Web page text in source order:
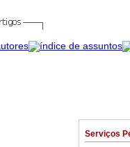
Serviços